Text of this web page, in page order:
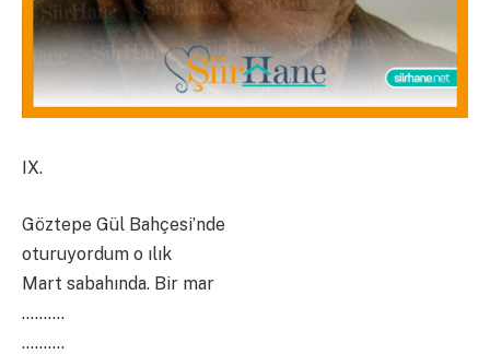
IX.
Göztepe Gül Bahçesi’nde
oturuyordum o ılık
Mart sabahında. Bir mar
……….
……….